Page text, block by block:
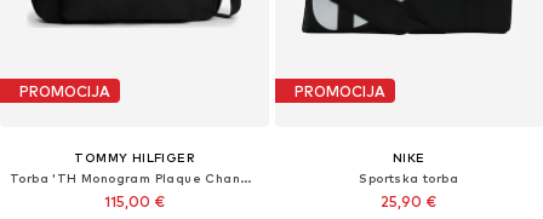
PROMOCIJA
TOMMY HILFIGER
Torba 'TH Monogram Plaque Changing'
115,00 €
PROMOCIJA
NIKE
Sportska torba
25,90 €